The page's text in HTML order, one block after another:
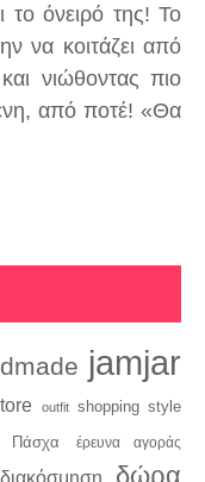
το όνειρό της! Το
να κοιτάζει από
νιώθοντας πιο
από ποτέ! «Θα
jamjar
outfit shopping style
Πάσχα έρευνα αγοράς
διακόσμηση δώρα